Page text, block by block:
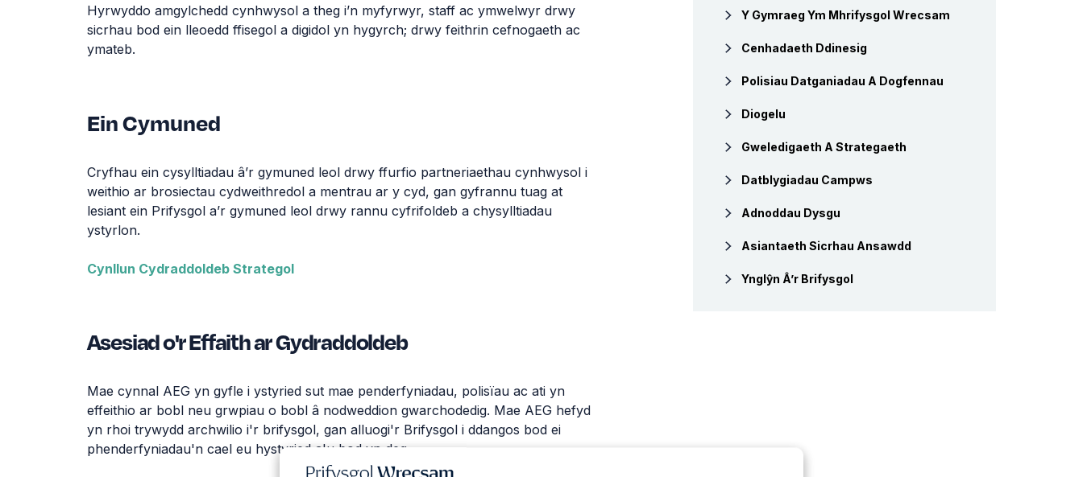
Hyrwyddo amgylchedd cynhwysol a theg i’n myfyrwyr, staff ac ymwelwyr drwy
sicrhau bod ein lleoedd ffisegol a digidol yn hygyrch; drwy feithrin cefnogaeth ac
ymateb.
Ein Cymuned
Cryfhau ein cysylltiadau â’r gymuned leol drwy ffurfio partneriaethau cynhwysol i
weithio ar brosiectau cydweithredol a mentrau ar y cyd, gan gyfrannu tuag at
lesiant ein Prifysgol a’r gymuned leol drwy rannu cyfrifoldeb a chysylltiadau
ystyrlon.
Cynllun Cydraddoldeb Strategol
Asesiad o'r Effaith ar Gydraddoldeb
Mae cynnal AEG yn gyfle i ystyried sut mae penderfyniadau, polisïau ac ati yn
effeithio ar bobl neu grwpiau o bobl â nodweddion gwarchodedig. Mae AEG hefyd
yn rhoi trywydd archwilio i'r brifysgol, gan alluogi'r Brifysgol i ddangos bod ei
phenderfyniadau'n cael eu hystyried a'u bod yn deg.
Y Gymraeg Ym Mhrifysgol Wrecsam
Cenhadaeth Ddinesig
Polisiau Datganiadau A Dogfennau
Diogelu
Gweledigaeth A Strategaeth
Datblygiadau Campws
Adnoddau Dysgu
Asiantaeth Sicrhau Ansawdd
Ynglŷn Â’r Brifysgol